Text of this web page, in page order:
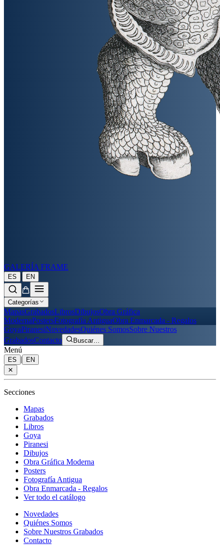
GALERÍA FRAME
ES | EN
Categorías
MapasGrabadosLibrosDibujosObra Gráfica
ModernaPostersFotografía AntiguaObra Enmarcada - Regalos
GoyaPiranesiNovedadesQuiénes SomosSobre Nuestros
GrabadosContacto Buscar…
Menú
ES |
EN
✕
Secciones
Mapas
Grabados
Libros
Goya
Piranesi
Dibujos
Obra Gráfica Moderna
Posters
Fotografía Antigua
Obra Enmarcada - Regalos
Ver todo el catálogo
Novedades
Quiénes Somos
Sobre Nuestros Grabados
Contacto